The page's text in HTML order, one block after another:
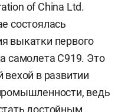
of China Ltd.
состоялась
выкатки первого
самолета С919. Это
в развитии
ведь
достойным